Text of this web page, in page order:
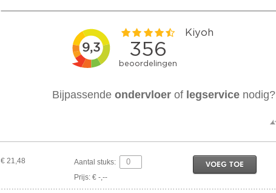
Bijpassendeondervloer of legservice nodig?
€ 21,48
Aantal stuks:
Prijs: € -,--
VOEG TOE